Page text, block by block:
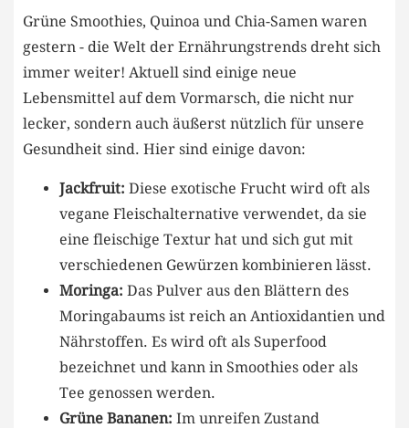
Grüne Smoothies, Quinoa und‍ Chia-Samen waren
gestern ⁣- die⁢ Welt⁢ der Ernährungstrends dreht sich
immer weiter! Aktuell‌ sind‍ einige neue
⁣Lebensmittel auf dem Vormarsch, die nicht nur
lecker, sondern auch ⁣äußerst nützlich für unsere
Gesundheit ‌sind.⁢ Hier sind einige davon:
Jackfruit: Diese ⁣exotische ‍Frucht‍ wird oft als
⁤vegane Fleischalternative ‍verwendet, da sie
eine fleischige⁤ Textur hat und sich gut mit
⁣verschiedenen Gewürzen kombinieren lässt.
Moringa: ⁣Das Pulver ‍aus den Blättern⁢ des
Moringabaums ist reich an⁢ Antioxidantien und
Nährstoffen. Es wird oft als Superfood
bezeichnet ​und kann‍ in Smoothies oder als
⁢Tee genossen werden.
Grüne Bananen: Im ⁢unreifen ⁢Zustand